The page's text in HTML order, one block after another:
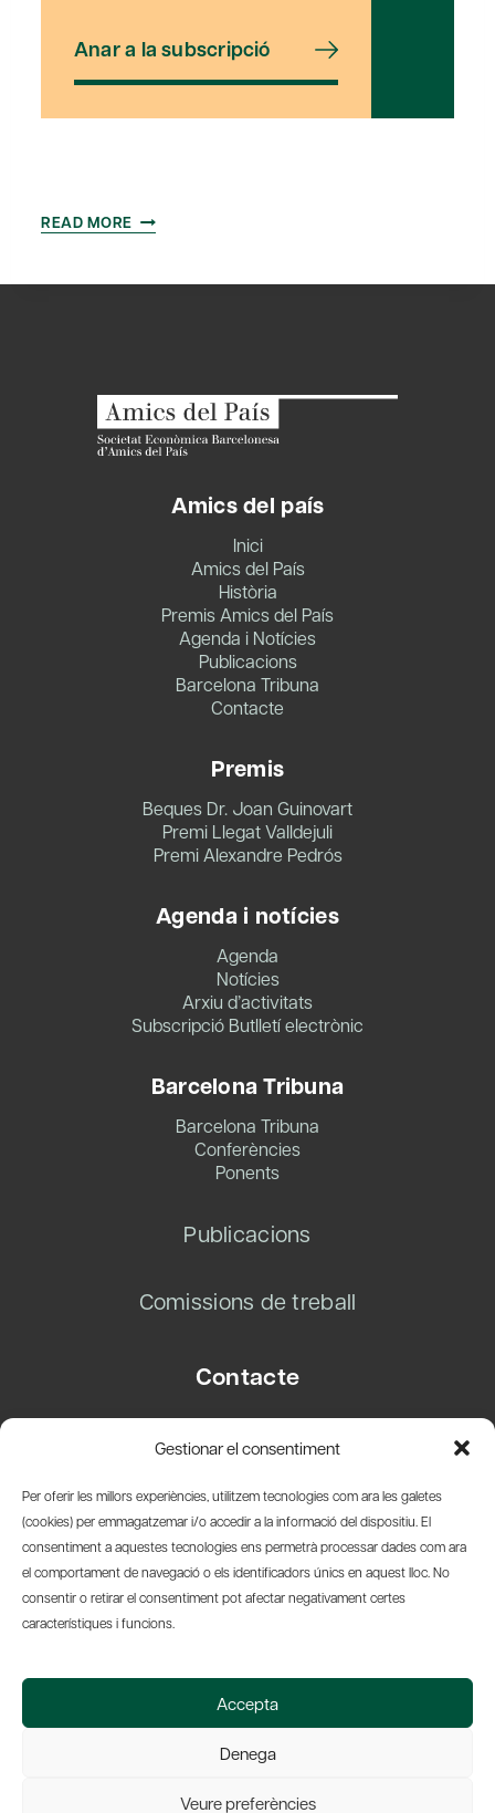
Gestionar el consentiment
Per oferir les millors experiències, utilitzem tecnologies com ara les galetes
(cookies) per emmagatzemar i/o accedir a la informació del dispositiu. El
consentiment a aquestes tecnologies ens permetrà processar dades com ara
el comportament de navegació o els identificadors únics en aquest lloc. No
consentir o retirar el consentiment pot afectar negativament certes
característiques i funcions.
Accepta
Denega
Veure preferències
Anar a la subscripció
READ MORE INVERTIM
Amics del país
Inici
Amics del País
Història
Premis Amics del País
Agenda i Notícies
Publicacions
Barcelona Tribuna
Contacte
Premis
Beques Dr. Joan Guinovart
Premi Llegat Valldejuli
Premi Alexandre Pedrós
Agenda i notícies
Agenda
Notícies
Arxiu d’activitats
Subscripció Butlletí electrònic
Barcelona Tribuna
Barcelona Tribuna
Conferències
Ponents
Publicacions
Comissions de treball
Contacte
08003 Barcelona
info@amicsdelpais.com
Suscripció Newsletter
© 2026 Societat Econòmica Barcelonesa d'Amics del País
Web by Ideamatic